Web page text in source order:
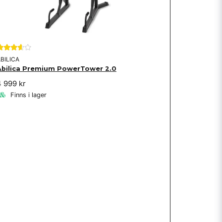
Premium PowerTower 2.0
999 kr
Finns i lager